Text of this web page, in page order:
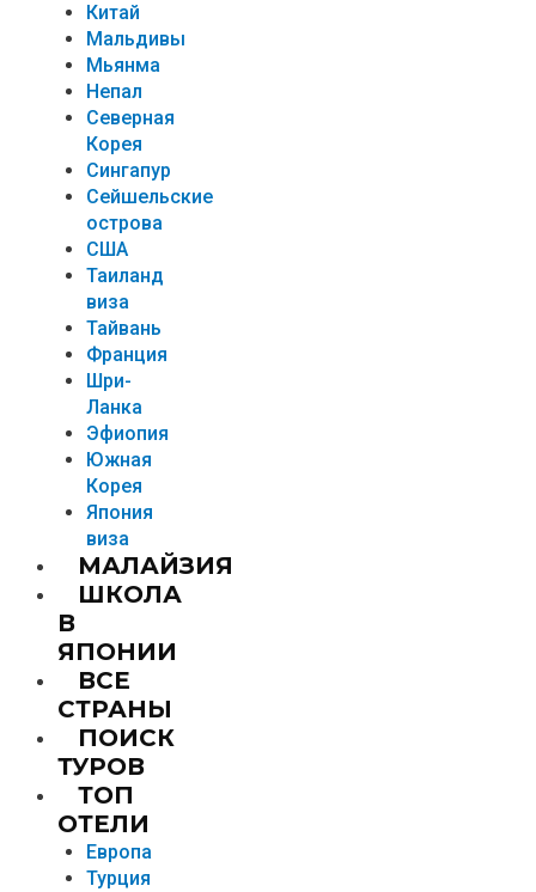
Китай
Мальдивы
Мьянма
Непал
Северная
Корея
Сингапур
Сейшельские
острова
США
Таиланд
виза
Тайвань
Франция
Шри-
Ланка
Эфиопия
Южная
Корея
Япония
виза
МАЛАЙЗИЯ
ШКОЛА
В
ЯПОНИИ
ВСЕ
СТРАНЫ
ПОИСК
ТУРОВ
ТОП
ОТЕЛИ
Европа
Турция